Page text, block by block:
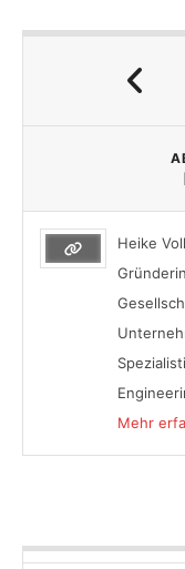
Heike
Mehr